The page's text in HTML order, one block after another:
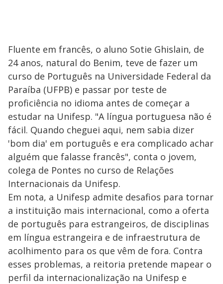
Fluente em francês, o aluno Sotie Ghislain, de
24 anos, natural do Benim, teve de fazer um
curso de Português na Universidade Federal da
Paraíba (UFPB) e passar por teste de
proficiência no idioma antes de começar a
estudar na Unifesp. "A língua portuguesa não é
fácil. Quando cheguei aqui, nem sabia dizer
'bom dia' em português e era complicado achar
alguém que falasse francês", conta o jovem,
colega de Pontes no curso de Relações
Internacionais da Unifesp.
Em nota, a Unifesp admite desafios para tornar
a instituição mais internacional, como a oferta
de português para estrangeiros, de disciplinas
em língua estrangeira e de infraestrutura de
acolhimento para os que vêm de fora. Contra
esses problemas, a reitoria pretende mapear o
perfil da internacionalização na Unifesp e